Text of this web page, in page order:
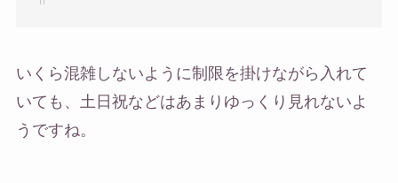
いくら混雑しないように制限を掛けながら入れて
いても、土日祝などはあまりゆっくり見れないよ
うですね。